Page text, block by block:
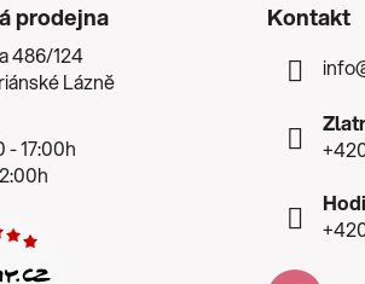
prodejna
486/124
Lázně
- 17:00h
Kontakt
info